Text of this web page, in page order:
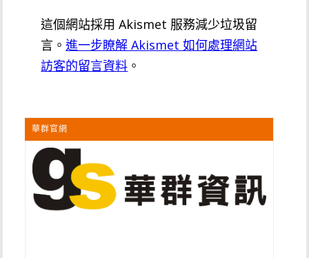
這個網站採用 Akismet 服務減少垃圾留
言。進一步瞭解 Akismet 如何處理網站
訪客的留言資料 。
華群官網